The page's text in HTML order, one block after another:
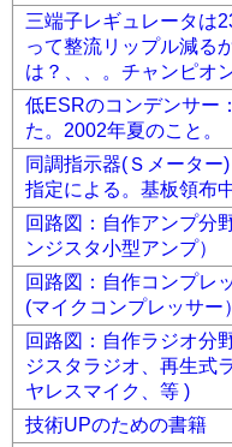
三端子レギュレータは
って整流リップル減
は？、、。チャンピオ
低ESRのコンデンサ
た。2002年夏のこと。
同調指示器(Ｓメータ
指定による。基板領布中
回路図：自作アンプ分
ンジスタ小型アンプ）
回路図：自作コンプ
(マイクコンプレッサー）
回路図：自作ラジオ
ジスタラジオ、再生式
ヤレスマイク、等 )
技術UPのための書籍